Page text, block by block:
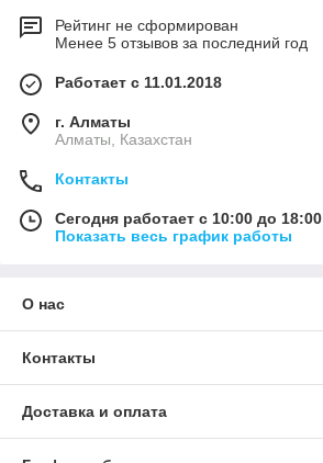
Рейтинг не сформирован
Менее 5 отзывов за последний год
Работает с 11.01.2018
г. Алматы
Алматы, Казахстан
Контакты
Сегодня работает с 10:00 до 18:00
Показать весь график работы
О нас
Контакты
Доставка и оплата